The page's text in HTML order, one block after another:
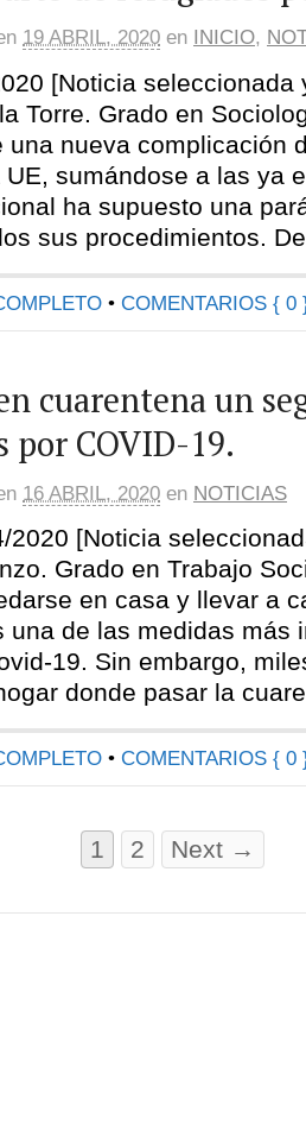
19 ABRIL, 2020 en INICIO,
[Noticia seleccionada
Torre. Grado en
una nueva complicación
sumándose a las ya
ha supuesto una
sus procedimientos.
• COMENTARIOS { 0
cuarentena un
por COVID-19.
16 ABRIL, 2020 en NOTICIAS
2020 [Noticia
Grado en Trabajo
en casa y llevar a
una de las medidas más
19. Sin embargo,
donde pasar la
• COMENTARIOS { 0
1 2 Next →